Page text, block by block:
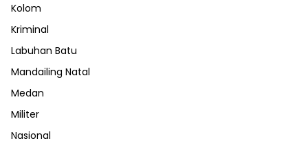
Kolom
Kriminal
Labuhan Batu
Mandailing Natal
Medan
Militer
Nasional